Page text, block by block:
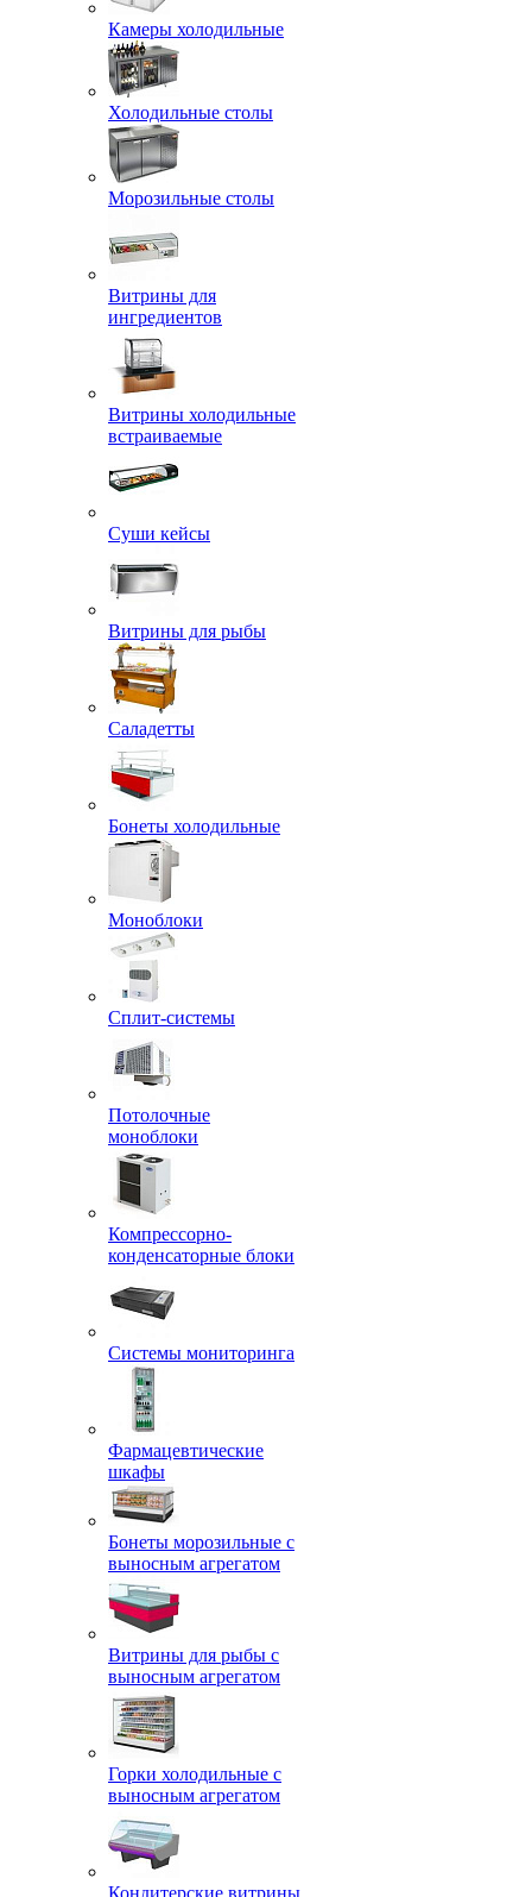
Камеры холодильные
Холодильные столы
Морозильные столы
Витрины для
ингредиентов
Витрины холодильные
встраиваемые
Суши кейсы
Витрины для рыбы
Саладетты
Бонеты холодильные
Моноблоки
Сплит-системы
Потолочные
моноблоки
Компрессорно-
конденсаторные блоки
Системы мониторинга
Фармацевтические
шкафы
Бонеты морозильные с
выносным агрегатом
Витрины для рыбы с
выносным агрегатом
Горки холодильные с
выносным агрегатом
Кондитерские витрины